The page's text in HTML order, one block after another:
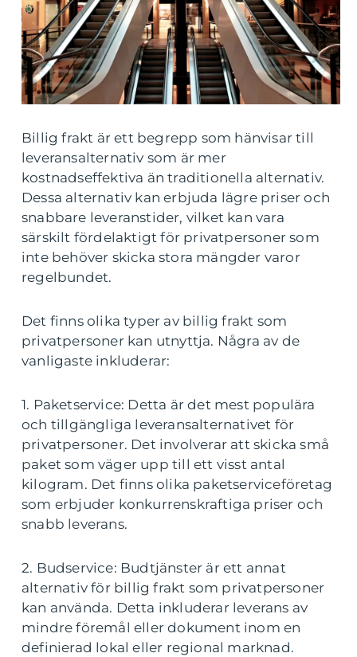
Billig frakt är ett begrepp som hänvisar till
leveransalternativ som är mer
kostnadseffektiva än traditionella alternativ.
Dessa alternativ kan erbjuda lägre priser och
snabbare leveranstider, vilket kan vara
särskilt fördelaktigt för privatpersoner som
inte behöver skicka stora mängder varor
regelbundet.
Det finns olika typer av billig frakt som
privatpersoner kan utnyttja. Några av de
vanligaste inkluderar:
1. Paketservice: Detta är det mest populära
och tillgängliga leveransalternativet för
privatpersoner. Det involverar att skicka små
paket som väger upp till ett visst antal
kilogram. Det finns olika paketserviceföretag
som erbjuder konkurrenskraftiga priser och
snabb leverans.
2. Budservice: Budtjänster är ett annat
alternativ för billig frakt som privatpersoner
kan använda. Detta inkluderar leverans av
mindre föremål eller dokument inom en
definierad lokal eller regional marknad.